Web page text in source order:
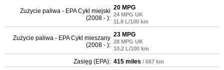
Zużycie paliwa - EPA Cykl miejski
(2008 - ):
20 MPG
24 MPG UK
11.8 L/100 km
Zużycie paliwa - EPA Cykl mieszany
(2008 - ):
23 MPG
28 MPG UK
10.2 L/100 km
Zasięg (EPA): 415 miles / 667 km